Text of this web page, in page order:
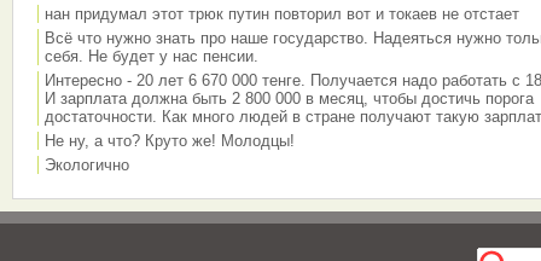
нан придумал этот трюк путин повторил вот и токаев не отстает
Всё что нужно знать про наше государство. Надеяться нужно
себя. Не будет у нас пенсии.
Интересно - 20 лет 6 670 000 тенге. Получается надо работать с
И зарплата должна быть 2 800 000 в месяц, чтобы достичь порога
достаточности. Как много людей в стране получают такую
Не ну, а что? Круто же! Молодцы!
Экологично